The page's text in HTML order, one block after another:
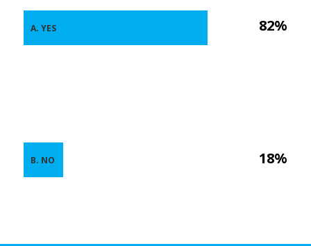
82%
18%
A. YES
B. NO